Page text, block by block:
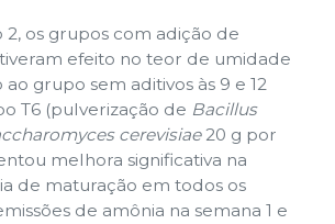
os grupos com adição de
efeito no teor de umidade
grupo sem aditivos às 9 e 12
T6 (pulverização de Bacillus
cerevisiae20 g por
melhora significativa na
de maturação em todos os
de amônia na semana 1 e